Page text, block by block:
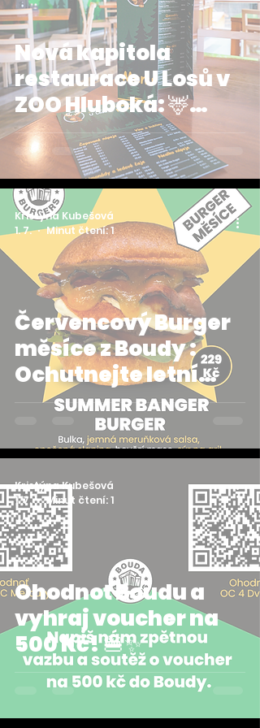
Nová kapitola
restaurace U Losů v
ZOO Hluboká: 🦌
Přijďte si k nám
odpočinout a skvěle
se najíst!
Červencový Burger
měsíce z Boudy :
Ochutnejte letní
Summer Banger
Burger v Budějcích
Kristýna Kubešová
1. 7.
Minut čtení: 1
Ohodnoť Boudu a
vyhraj voucher na
500 Kč! 🍔✨
Kristýna Kubešová
1. 7.
Minut čtení: 1